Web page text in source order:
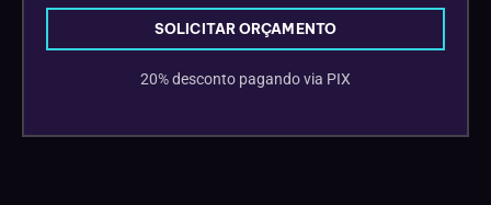
SOLICITAR ORÇAMENTO
20% desconto pagando via PIX